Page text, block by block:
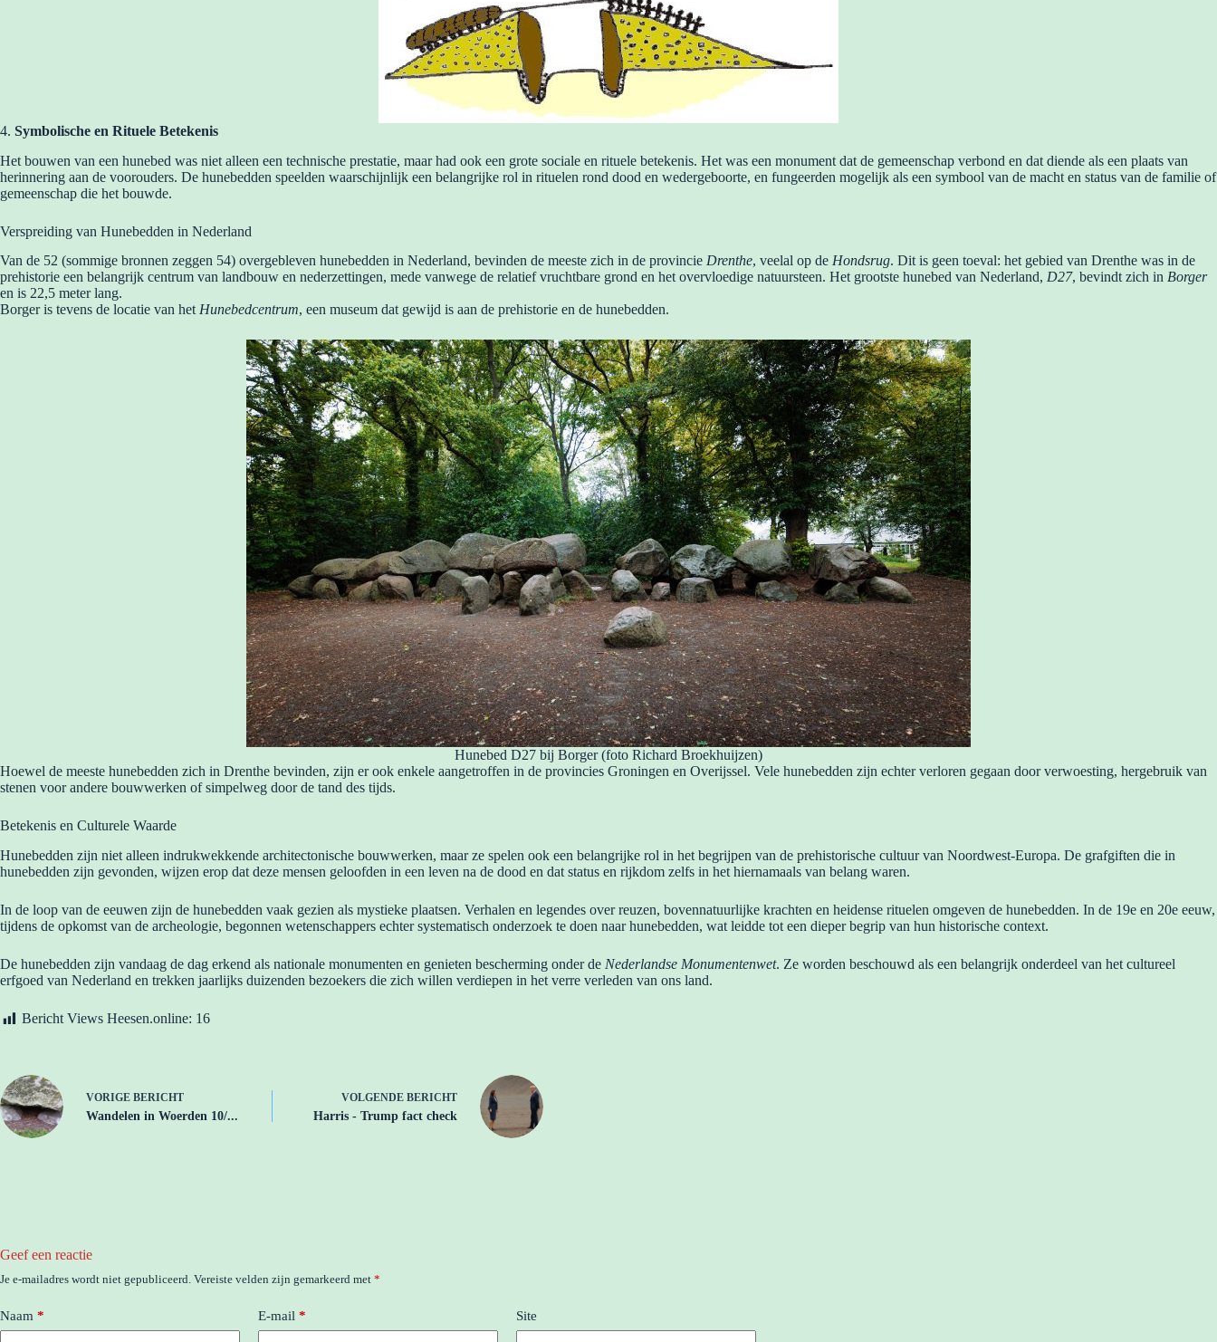
4. Symbolische en Rituele Betekenis
Het bouwen van een hunebed was niet alleen een technische prestatie, maar had ook een grote sociale en rituele betekenis. Het was een monument dat de gemeenschap verbond en dat diende als een plaats van
herinnering aan de voorouders. De hunebedden speelden waarschijnlijk een belangrijke rol in rituelen rond dood en wedergeboorte, en fungeerden mogelijk als een symbool van de macht en status van de familie of
gemeenschap die het bouwde.
Verspreiding van Hunebedden in Nederland
Van de 52 (sommige bronnen zeggen 54) overgebleven hunebedden in Nederland, bevinden de meeste zich in de provincie Drenthe, veelal op de Hondsrug. Dit is geen toeval: het gebied van Drenthe was in de
prehistorie een belangrijk centrum van landbouw en nederzettingen, mede vanwege de relatief vruchtbare grond en het overvloedige natuursteen. Het grootste hunebed van Nederland, D27, bevindt zich in Borger
en is 22,5 meter lang.
Borger is tevens de locatie van het Hunebedcentrum, een museum dat gewijd is aan de prehistorie en de hunebedden.
Hunebed D27 bij Borger (foto Richard Broekhuijzen)
Hoewel de meeste hunebedden zich in Drenthe bevinden, zijn er ook enkele aangetroffen in de provincies Groningen en Overijssel. Vele hunebedden zijn echter verloren gegaan door verwoesting, hergebruik van
stenen voor andere bouwwerken of simpelweg door de tand des tijds.
Betekenis en Culturele Waarde
Hunebedden zijn niet alleen indrukwekkende architectonische bouwwerken, maar ze spelen ook een belangrijke rol in het begrijpen van de prehistorische cultuur van Noordwest-Europa. De grafgiften die in
hunebedden zijn gevonden, wijzen erop dat deze mensen geloofden in een leven na de dood en dat status en rijkdom zelfs in het hiernamaals van belang waren.
In de loop van de eeuwen zijn de hunebedden vaak gezien als mystieke plaatsen. Verhalen en legendes over reuzen, bovennatuurlijke krachten en heidense rituelen omgeven de hunebedden. In de 19e en 20e eeuw,
tijdens de opkomst van de archeologie, begonnen wetenschappers echter systematisch onderzoek te doen naar hunebedden, wat leidde tot een dieper begrip van hun historische context.
De hunebedden zijn vandaag de dag erkend als nationale monumenten en genieten bescherming onder de Nederlandse Monumentenwet. Ze worden beschouwd als een belangrijk onderdeel van het cultureel
erfgoed van Nederland en trekken jaarlijks duizenden bezoekers die zich willen verdiepen in het verre verleden van ons land.
Bericht Views Heesen.online: 16
VORIGE BERICHT
Wandelen in Woerden 10/...
VOLGENDE BERICHT
Harris - Trump fact check
Geef een reactie
Je e-mailadres wordt niet gepubliceerd. Vereiste velden zijn gemarkeerd met *
Naam * E-mail * Site